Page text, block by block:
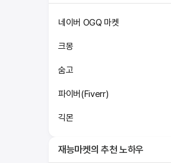
네이버 OGQ 마켓
크몽
숨고
파이버(Fiverr)
긱몬
재능마켓의 추천 노하우